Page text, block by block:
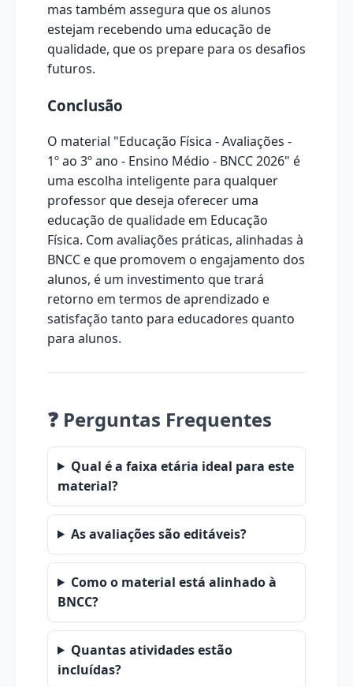
mas também assegura que os alunos
estejam recebendo uma educação de
qualidade, que os prepare para os desafios
futuros.
Conclusão
O material "Educação Física - Avaliações -
1º ao 3º ano - Ensino Médio - BNCC 2026" é
uma escolha inteligente para qualquer
professor que deseja oferecer uma
educação de qualidade em Educação
Física. Com avaliações práticas, alinhadas à
BNCC e que promovem o engajamento dos
alunos, é um investimento que trará
retorno em termos de aprendizado e
satisfação tanto para educadores quanto
para alunos.
❓ Perguntas Frequentes
Qual é a faixa etária ideal para este
material?
As avaliações são editáveis?
Como o material está alinhado à
BNCC?
Quantas atividades estão
incluídas?